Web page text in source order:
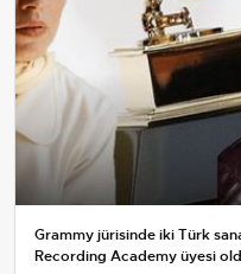
Grammy jürisinde iki Türk
Recording Academy üyesi